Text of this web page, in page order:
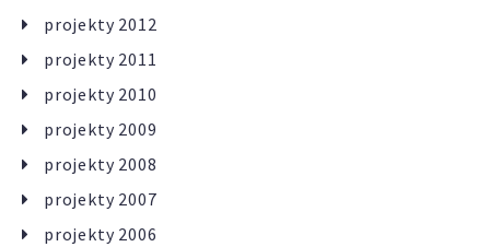
projekty 2012
projekty 2011
projekty 2010
projekty 2009
projekty 2008
projekty 2007
projekty 2006